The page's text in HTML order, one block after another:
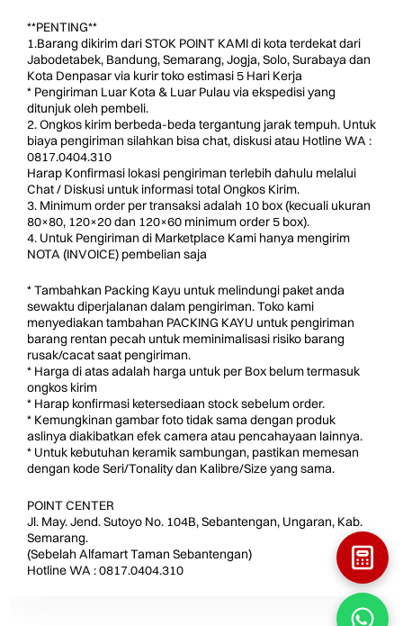
**PENTING**
1.Barang dikirim dari STOK POINT KAMI di kota terdekat dari
Jabodetabek, Bandung, Semarang, Jogja, Solo, Surabaya dan
Kota Denpasar via kurir toko estimasi 5 Hari Kerja
* Pengiriman Luar Kota & Luar Pulau via ekspedisi yang
ditunjuk oleh pembeli.
2. Ongkos kirim berbeda-beda tergantung jarak tempuh. Untuk
biaya pengiriman silahkan bisa chat, diskusi atau Hotline WA :
0817.0404.310
Harap Konfirmasi lokasi pengiriman terlebih dahulu melalui
Chat / Diskusi untuk informasi total Ongkos Kirim.
3. Minimum order per transaksi adalah 10 box (kecuali ukuran
80×80, 120×20 dan 120×60 minimum order 5 box).
4. Untuk Pengiriman di Marketplace Kami hanya mengirim
NOTA (INVOICE) pembelian saja
* Tambahkan Packing Kayu untuk melindungi paket anda
sewaktu diperjalanan dalam pengiriman. Toko kami
menyediakan tambahan PACKING KAYU untuk pengiriman
barang rentan pecah untuk meminimalisasi risiko barang
rusak/cacat saat pengiriman.
* Harga di atas adalah harga untuk per Box belum termasuk
ongkos kirim
* Harap konfirmasi ketersediaan stock sebelum order.
* Kemungkinan gambar foto tidak sama dengan produk
aslinya diakibatkan efek camera atau pencahayaan lainnya.
* Untuk kebutuhan keramik sambungan, pastikan memesan
dengan kode Seri/Tonality dan Kalibre/Size yang sama.
POINT CENTER
Jl. May. Jend. Sutoyo No. 104B, Sebantengan, Ungaran, Kab.
Semarang.
(Sebelah Alfamart Taman Sebantengan)
Hotline WA : 0817.0404.310